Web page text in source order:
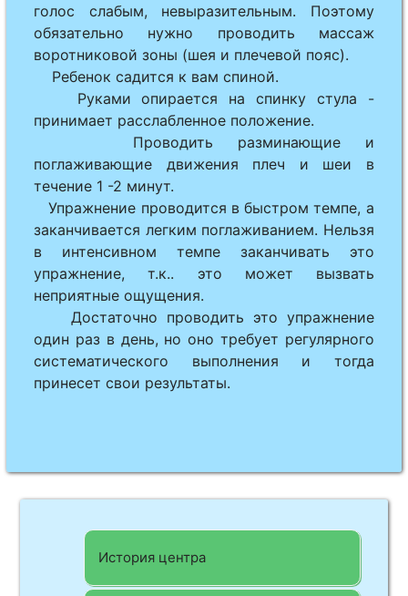
голос слабым, невыразительным. Поэтому
обязательно нужно проводить массаж
воротниковой зоны (шея и плечевой пояс).
Ребенок садится к вам спиной.
Руками опирается на спинку стула -
принимает расслабленное положение.
Проводить разминающие и
поглаживающие движения плеч и шеи в
течение 1 -2 минут.
Упражне­ние проводится в быстром темпе, а
заканчивается легким поглаживанием. Нельзя
в интенсивном темпе заканчивать это
упражнение, т.к.. это может вызвать
неприятные ощущения.
Достаточно проводить это упражнение
один раз в день, но оно требует регулярного
систематического выполнения и тогда
принесет свои результаты.
История центра